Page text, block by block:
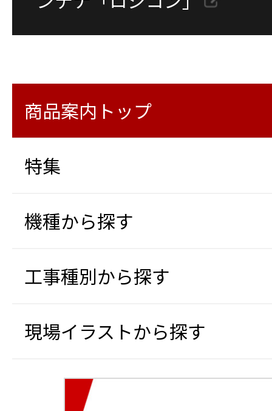
商品案内トップ
特集
機種から探す
工事種別から探す
現場イラストから探す